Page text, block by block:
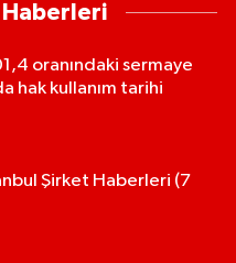
Haberleri
oranındaki sermaye
hak kullanım tarihi
Şirket Haberleri (7